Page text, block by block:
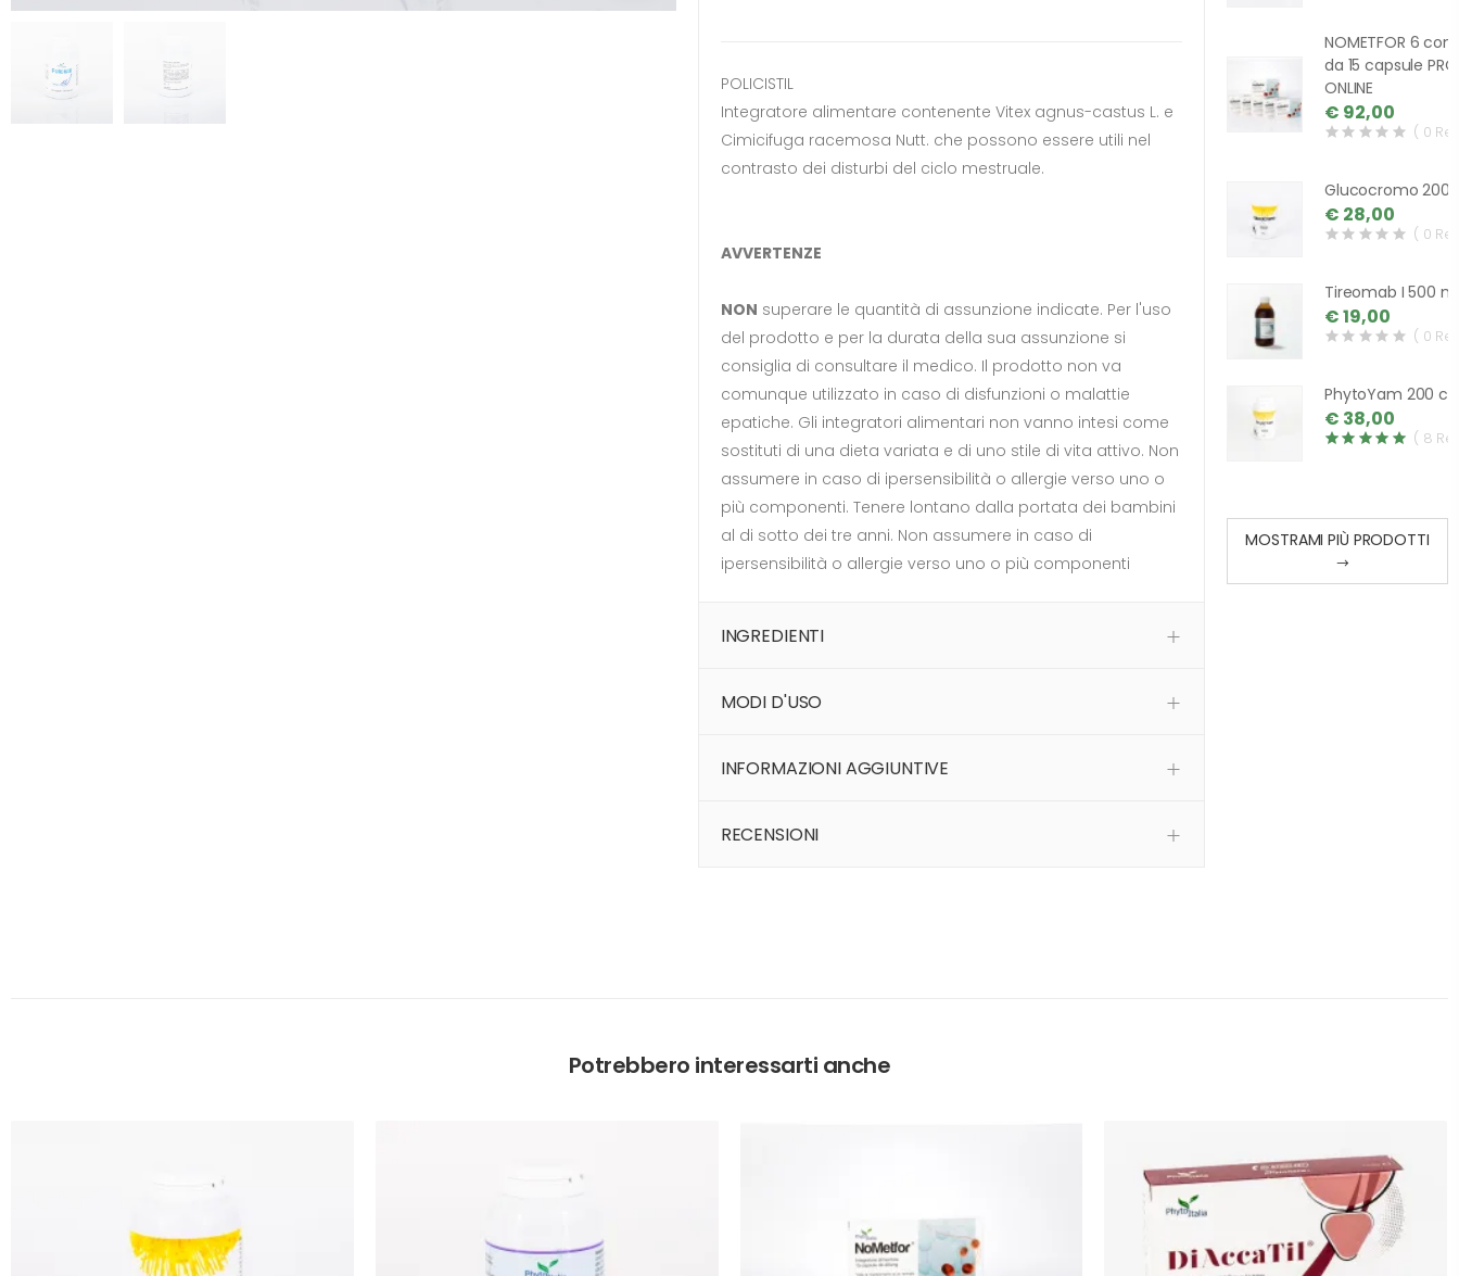
POLICISTIL
Integratore alimentare contenente Vitex agnus-castus L. e
Cimicifuga racemosa Nutt. che possono essere utili nel
contrasto dei disturbi del ciclo mestruale.
AVVERTENZE
NON superare le quantità di assunzione indicate. Per l'uso
del prodotto e per la durata della sua assunzione si
consiglia di consultare il medico. Il prodotto non va
comunque utilizzato in caso di disfunzioni o malattie
epatiche. Gli integratori alimentari non vanno intesi come
sostituti di una dieta variata e di uno stile di vita attivo. Non
assumere in caso di ipersensibilità o allergie verso uno o
più componenti. Tenere lontano dalla portata dei bambini
al di sotto dei tre anni. Non assumere in caso di
ipersensibilità o allergie verso uno o più componenti
INGREDIENTI
MODI D'USO
INFORMAZIONI AGGIUNTIVE
RECENSIONI
NOMETFOR 6
da 15 capsule
ONLINE
€ 92,00
( 0
Glucocromo 200
€ 28,00
( 0
Tireomab I 500 ml
€ 19,00
( 0
PhytoYam 200
€ 38,00
( 8
MOSTRAMI PIÙ PRODOTTI
Potrebbero interessarti anche